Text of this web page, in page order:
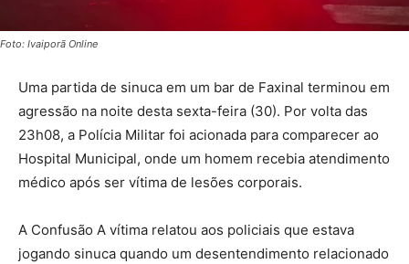
Foto: Ivaiporã Online
Uma partida de sinuca em um bar de Faxinal terminou em
agressão na noite desta sexta-feira (30). Por volta das
23h08, a Polícia Militar foi acionada para comparecer ao
Hospital Municipal, onde um homem recebia atendimento
médico após ser vítima de lesões corporais.
A Confusão A vítima relatou aos policiais que estava
jogando sinuca quando um desentendimento relacionado